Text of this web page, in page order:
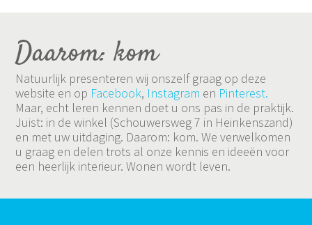
Daarom: kom
Natuurlijk presenteren wij onszelf graag op deze
website en op Facebook, Instagram en Pinterest.
Maar, echt leren kennen doet u ons pas in de praktijk.
Juist: in de winkel (Schouwersweg 7 in Heinkenszand)
en met uw uitdaging. Daarom: kom. We verwelkomen
u graag en delen trots al onze kennis en ideeën voor
een heerlijk interieur. Wonen wordt leven.